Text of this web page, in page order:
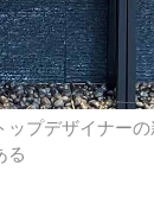
プデザイナー
る